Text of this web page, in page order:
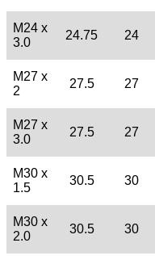
M24 x
3.0
24.75 24
M27 x
2
27.5 27
M27 x
3.0
27.5 27
M30 x
1.5
30.5 30
M30 x
2.0
30.5 30